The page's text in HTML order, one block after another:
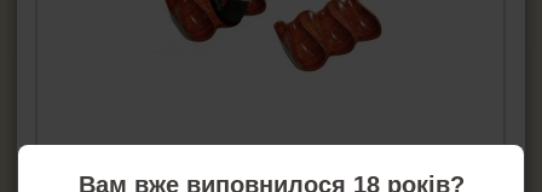
Вам вже виповнилося 18 років?